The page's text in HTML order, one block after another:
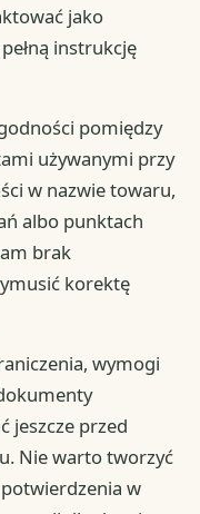
jako
instrukcję
pomiędzy
używanymi przy
w nazwie towaru,
albo punktach
brak
korektę
wymogi
jeszcze przed
Nie warto tworzyć
w